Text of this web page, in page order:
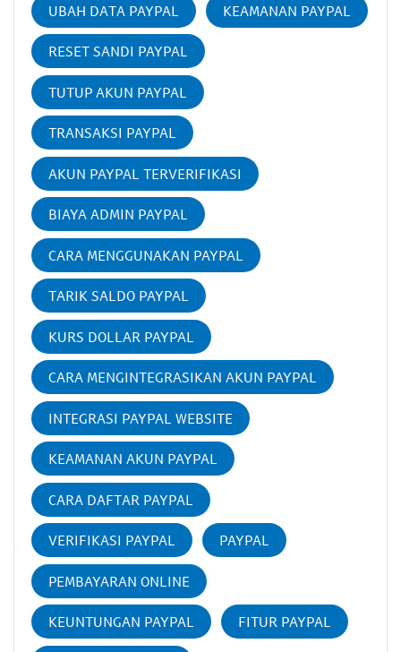
UBAH DATA PAYPAL KEAMANAN PAYPAL
RESET SANDI PAYPAL
TUTUP AKUN PAYPAL
TRANSAKSI PAYPAL
AKUN PAYPAL TERVERIFIKASI
BIAYA ADMIN PAYPAL
CARA MENGGUNAKAN PAYPAL
TARIK SALDO PAYPAL
KURS DOLLAR PAYPAL
CARA MENGINTEGRASIKAN AKUN PAYPAL
INTEGRASI PAYPAL WEBSITE
KEAMANAN AKUN PAYPAL
CARA DAFTAR PAYPAL
VERIFIKASI PAYPAL PAYPAL
PEMBAYARAN ONLINE
KEUNTUNGAN PAYPAL FITUR PAYPAL